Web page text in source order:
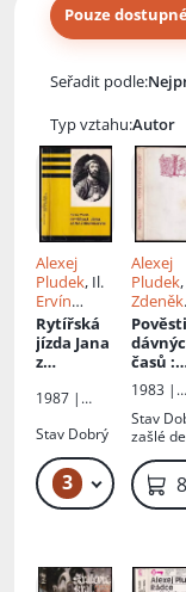
Pouze
Seřadit podle:
Typ vztahu:
Alexej
Pludek, Il.
Ervín
Urban
Rytířská
jízda Jana
z
c: příběh
gotické
1987 |
Stav Dobrý
3 79 Kč
Alexej
Pludek
Zdeněk
Mézl
Pověsti
časů:
, báje a
ságy o
bojích
h
před
lety
1983 |
Albatros
Stav
zašlé